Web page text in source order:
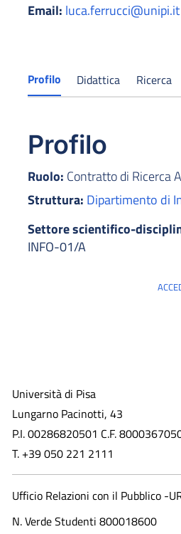
Email: luca.ferrucci@unipi.it
Profilo Didattica Ricerca
Profilo
Ruolo: Contratto di Ricerca
Struttura: Dipartimento di
Settore scientifico-
INFO-01/A
Università di Pisa
Lungarno Pacinotti, 43
P.I. 00286820501 C.F.
T. +39 050 221 2111
Ufficio Relazioni con il Pubblico -
N. Verde Studenti 800018600​